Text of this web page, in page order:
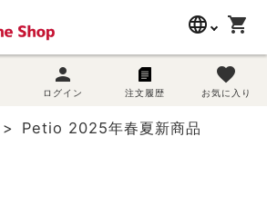
language
wovn-lang-name
shopping_cart
person
ログイン 注文履歴
favorite
お気に入り
search
Petio 2025年春夏新商品